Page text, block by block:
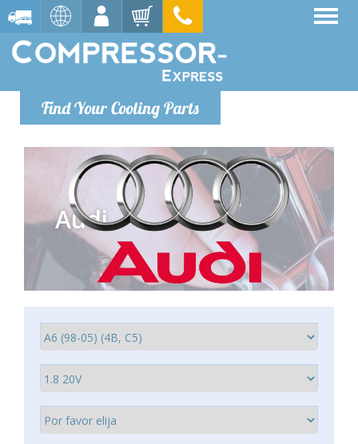
Find Your Cooling Parts
Audi